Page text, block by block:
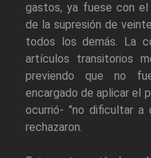
gastos, ya fuese con
de la supresión de
todos los demás. La
artículos transitorios
previendo que no
encargado de aplicar el
ocurrió- "no dificultar a
rechazaron.